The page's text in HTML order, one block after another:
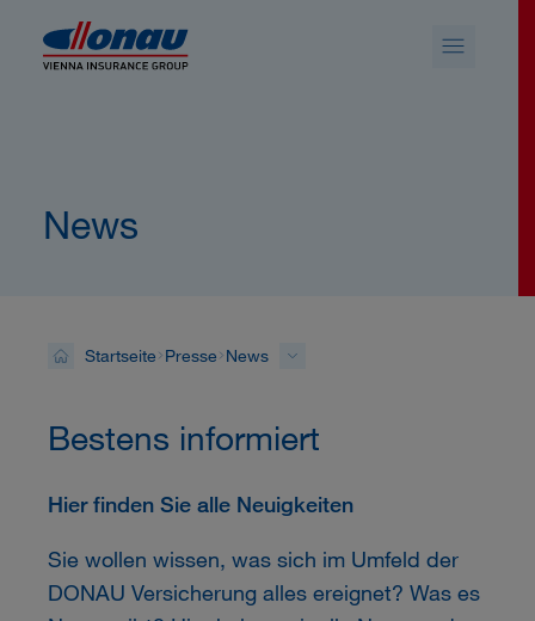
News
Startseite Presse News
Bestens informiert
Hier finden Sie alle Neuigkeiten
Sie wollen wissen, was sich im Umfeld der
DONAU Versicherung alles ereignet? Was es